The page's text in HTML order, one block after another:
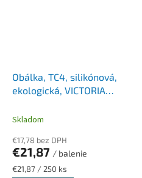
Obálka, TC4, silikónová,
ekologická, VICTORIA
Skladom
€17,78 bez DPH
€21,87 / balenie
Jednotková
€21,87 / 250 ks